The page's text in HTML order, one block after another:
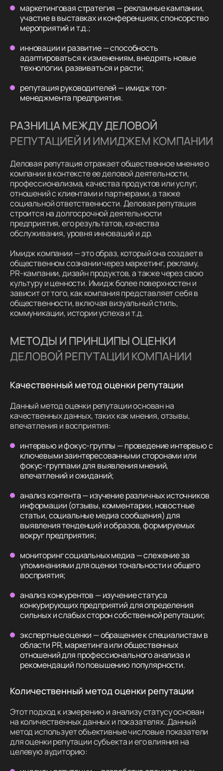
маркетинговая стратегия — рекламные кампании,
участие в выставках и конференциях, спонсорство
мероприятий и т.д.;
инновации и развитие — способность
адаптироваться к изменениям, внедрять новые
технологии, развиваться и расти;
репутация руководителей — имидж топ-
менеджмента предприятия.
РАЗНИЦА МЕЖДУ ДЕЛОВОЙ
РЕПУТАЦИЕЙ И ИМИДЖЕМ КОМПАНИИ
Деловая репутация отражает общественное мнение о
компании в контексте ее деловой деятельности,
профессионализма, качества продуктов или услуг,
отношений с клиентами и партнерами, а также
социальной ответственности. Деловая репутация
строится на долгосрочной деятельности
предприятия, его результатов, качества
обслуживания, уровня инноваций и др.
Имидж компании — это образ, который она создает в
общественном сознании через маркетинг, рекламу,
PR-кампании, дизайн продуктов, а также через свою
культуру и ценности. Имидж более поверхностен и
зависит от того, как компания представляет себя в
общественности, включая визуальный стиль,
коммуникации, истории успеха и т.д.
МЕТОДЫ И ПРИНЦИПЫ ОЦЕНКИ
ДЕЛОВОЙ РЕПУТАЦИИ КОМПАНИИ
Качественный метод оценки репутации
Данный метод оценки репутации основан на
качественных данных, таких как мнения, отзывы,
впечатления и восприятия:
интервью и фокус-группы — проведение интервью с
ключевыми заинтересованными сторонами или
фокус-группами для выявления мнений,
впечатлений и ожиданий;
анализ контента — изучение различных источников
информации (отзывы, комментарии, новостные
статьи, социальные медиа сообщения) для
выявления тенденций и образов, формируемых
вокруг предприятия;
мониторинг социальных медиа — слежение за
упоминаниями для оценки тональности и общего
восприятия;
анализ конкурентов — изучение статуса
конкурирующих предприятий для определения
сильных и слабых сторон собственной репутации;
экспертные оценки — обращение к специалистам в
области PR, маркетинга или общественных
отношений для профессионального анализа и
рекомендаций по повышению популярности.
Количественный метод оценки репутации
Этот подход к измерению и анализу статусу основан
на количественных данных и показателях. Данный
метод использует объективные числовые показатели
для оценки репутации субъекта и его влияния на
целевую аудиторию: